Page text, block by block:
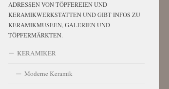
ADRESSEN VON TÖPFEREIEN UND
KERAMIKWERKSTÄTTEN UND GIBT INFOS ZU
KERAMIKMUSEEN, GALERIEN UND
TÖPFERMÄRKTEN.
KERAMIKER
Moderne Keramik